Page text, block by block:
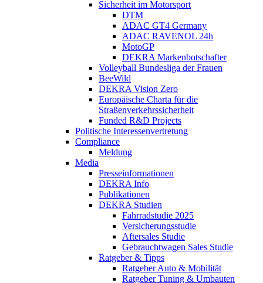
Sicherheit im Motorsport
DTM
ADAC GT4 Germany
ADAC RAVENOL 24h
MotoGP
DEKRA Markenbotschafter
Volleyball Bundesliga der Frauen
BeeWild
DEKRA Vision Zero
Europäische Charta für die
Straßenverkehrssicherheit
Funded R&D Projects
Politische Interessenvertretung
Compliance
Meldung
Media
Presseinformationen
DEKRA Info
Publikationen
DEKRA Studien
Fahrradstudie 2025
Versicherungsstudie
Aftersales Studie
Gebrauchtwagen Sales Studie
Ratgeber & Tipps
Ratgeber Auto & Mobilität
Ratgeber Tuning & Umbauten